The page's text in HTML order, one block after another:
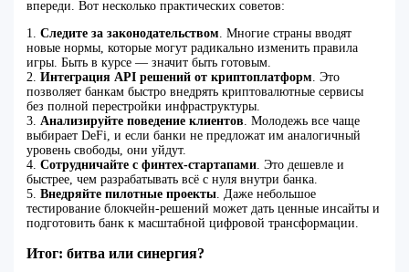
впереди. Вот несколько практических советов:
1.Следите за законодательством . Многие страны вводят
новые нормы, которые могут радикально изменить правила
игры. Быть в курсе — значит быть готовым.
2.Интеграция API решений от криптоплатформ . Это
позволяет банкам быстро внедрять криптовалютные сервисы
без полной перестройки инфраструктуры.
3. Анализируйте поведение клиентов . Молодежь все чаще
выбирает DeFi, и если банки не предложат им аналогичный
уровень свободы, они уйдут.
4.Сотрудничайте с финтех-стартапами . Это дешевле и
быстрее, чем разрабатывать всё с нуля внутри банка.
5.Внедряйте пилотные проекты . Даже небольшое
тестирование блокчейн-решений может дать ценные инсайты и
подготовить банк к масштабной цифровой трансформации.
Итог: битва или синергия?